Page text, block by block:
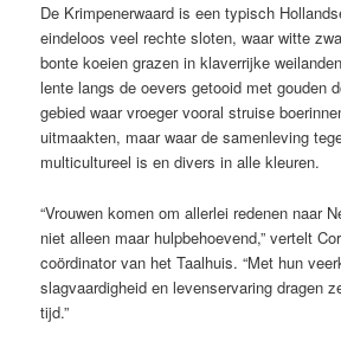
De Krimpenerwaard is een typisch
eindeloos veel rechte sloten, waar witte
bonte koeien grazen in klaverrijke
lente langs de oevers getooid met gouden
gebied waar vroeger vooral struise
uitmaakten, maar waar de samenleving
multicultureel is en divers in alle kleuren.
“Vrouwen komen om allerlei redenen naar
niet alleen maar hulpbehoevend,” vertelt
coördinator van het Taalhuis. “Met hun
slagvaardigheid en levenservaring dragen
tijd.”